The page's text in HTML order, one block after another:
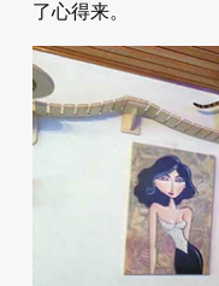
了心得来。